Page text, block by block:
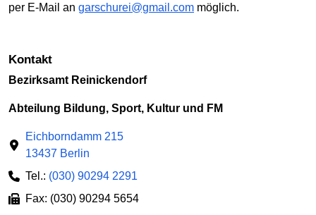
per E-Mail an garschurei@gmail.com möglich.
Kontakt
Bezirksamt Reinickendorf
Abteilung Bildung, Sport, Kultur und FM
Eichborndamm 215
13437 Berlin
Tel.: (030) 90294 2291
Fax: (030) 90294 5654